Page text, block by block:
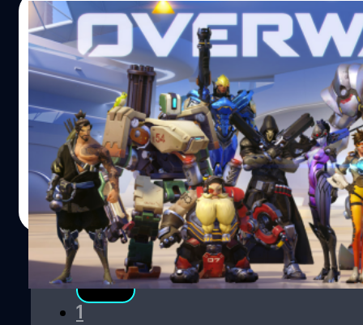
09/11/2014
Blizzard เปิดตัวเกมใหม่ Overwatch มาแนว
ซูเปอร์ฮีโร่ยิงกันสุดมัน!
ค่ายเกมชื่อดังอย่าง Blizzard ได้เปิดตัวเกมซีรี่ย์ใหม่ชื่อว่า
"Overwatch" ที่เป็นแนวยิงมุมมองบุคคลที่ 1 (First-person
Shooting) ที่มีรูปแบบเนื้อหาของเกมไม่ได้เป็นทหารยิงกันที่มี
อยู่เกลื่อนตลาด แต่จะเป็นแนวฮีโร่แฟนตาซี และตัวละครจะมี
คลาสและความสามารถที่แตกต่างกันไป
Anurat Klikrom| 4288 days ago
Read More
1